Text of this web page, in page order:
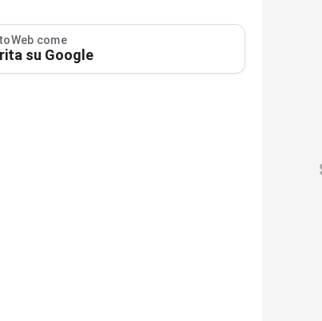
come
su Google